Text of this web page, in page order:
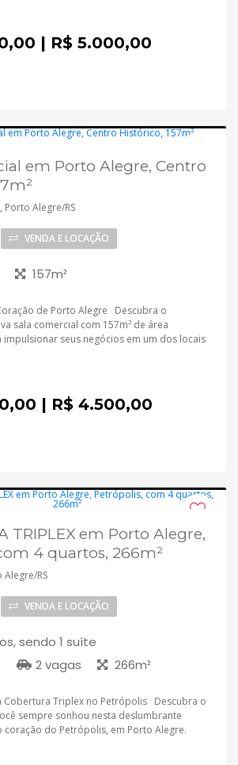
| R$ 5.000,00
em Porto Alegre, Centro
Alegre/RS
VENDA E LOCAÇÃO
157m²
de Porto Alegre Descubra o
sala comercial com 157m² de área
seus negócios em um dos locais
| R$ 4.500,00
Desocupado
TRIPLEX em Porto Alegre,
4 quartos, 266m²
RS
VENDA E LOCAÇÃO
sendo 1 suíte
2 vagas 266m²
Cobertura Triplex no Petrópolis Descubra o
sempre sonhou nesta deslumbrante
do Petrópolis, em Porto Alegre.